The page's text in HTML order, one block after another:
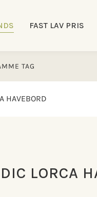
FAST LAV PRIS
HAVEBORD
LORCA